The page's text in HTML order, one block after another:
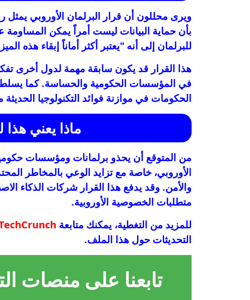
ويرى محللون أن قرار البرلمان الأوروبي يمثل
بأن حماية البيانات ليست أمراً يمكن المساومة
للبرلمان إلى أنه "يعتبر أكثر أماناً إبقاء هذه
هذا القرار قد يكون سابقة مهمة لدول أخرى
في المؤسسات الحكومية والحساسة. كما يسلط
الحكومات في موازنة فوائد التكنولوجيا
ماذا يعني
من المتوقع أن يحذو برلمانات ومؤسسات
الأوروبي، خاصة مع تزايد الوعي بالمخاطر
والأمن. وقد يدفع هذا القرار شركات الذكاء
متطلبات الخصوصية الأوروبية.
للمزيد من التغطية، يمكنك متابعة
التحديثات حول هذا الملف.
تابعنا على منصات